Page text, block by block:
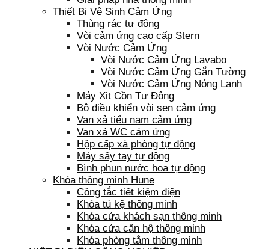
Thiết Bị Vệ Sinh Cảm Ứng
Thùng rác tự động
Vòi cảm ứng cao cấp Stern
Vòi Nước Cảm Ứng
Vòi Nước Cảm Ứng Lavabo
Vòi Nước Cảm Ứng Gắn Tường
Vòi Nước Cảm Ứng Nóng Lạnh
Máy Xịt Cồn Tự Động
Bộ điều khiển vòi sen cảm ứng
Van xả tiểu nam cảm ứng
Van xả WC cảm ứng
Hộp cấp xà phòng tự động
Máy sấy tay tự động
Bình phun nước hoa tự động
Khóa thông minh Hune
Công tắc tiết kiệm điện
Khóa tủ kệ thông minh
Khóa cửa khách sạn thông minh
Khóa cửa căn hộ thông minh
Khóa phòng tắm thông minh